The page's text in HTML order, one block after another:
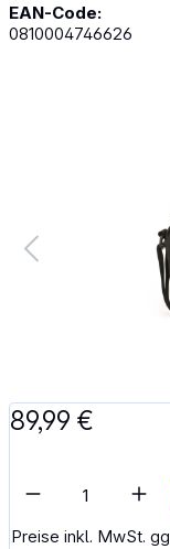
EAN-Code:
0810004746626
89,99 €
Preise inkl. MwSt.
Artikel